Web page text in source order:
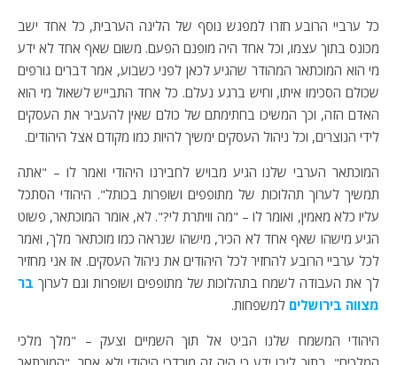
כל ערביי הרובע חזרו למפגש נוסף של הליגה הערבית, כל אחד ישב
מכונס בתוך עצמו, וכל אחד היה מופנם הפעם. משום שאף אחד לא ידע
מי הוא המוכתאר המהודר שהגיע לכאן לפני כשבוע, אמר דברים גורפים
שכולם הסכימו איתו, וחיש ברגע נעלם. כל אחד התבייש לשאול מי הוא
האדם הזה, וכך המשיכו בחתימתם של כולם שאין להעביר את העסקים
לידי הנוצרים, וכל ניהול העסקים ימשיך להיות כמו מקודם אצל היהודים.
המוכתאר הערבי שלנו הגיע מבויש לחבירנו היהודי ואמר לו – "אתה
תמשיך לערוך תהלוכות של מתופפים ושופרות בכותל". היהודי הסתכל
עליו כלא מאמין, ואומר לו – "מה וויתרת לי?". לא, אומר המוכתאר, פשוט
הגיע מישהו שאף אחד לא הכיר, מישהו שנראה כמו מוכתאר מלך, ואמר
לכל ערביי הרובע להחזיר לכל היהודים את ניהול העסקים. אז אני מחזיר
לך את העבודה לשמח בתהלוכות של מתופפים ושופרות וגם לערוך בר
מצווה בירושלים למשפחות.
היהודי המשמח שלנו הביט אל תוך השמיים וצעק – "מלך מלכי